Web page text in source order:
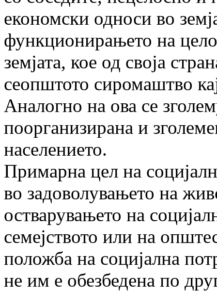
економски односи во
функционирањето на
земјата, кое од своја
сеопштото сиромаштво
Аналогно на ова се
поорганизирана и
населението.
Примарна цел на
во задоволувањето на
остварувањето на
семејството или на
положба на социјална
не им е обезбедена по